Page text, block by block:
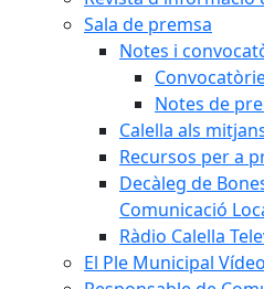
Sala de premsa
Notes i
Notes de
Calella als
Recursos per a
Decàleg de
Comunicació
Ràdio Calella
El Ple Municipal